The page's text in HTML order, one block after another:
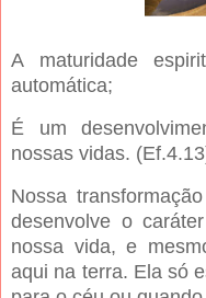
A maturidade
automática;
É um
nossas vidas.
Nossa
desenvolve o
nossa vida, e
aqui na terra. Ela só